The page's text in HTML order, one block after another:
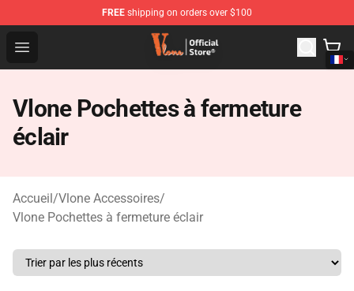
FREE shipping on orders over $100
Open menu
Vlone Shop - Official Vlone Merchandise Store
Vlone Pochettes à fermeture
éclair
Accueil/Vlone Accessoires/
Vlone Pochettes à fermeture éclair